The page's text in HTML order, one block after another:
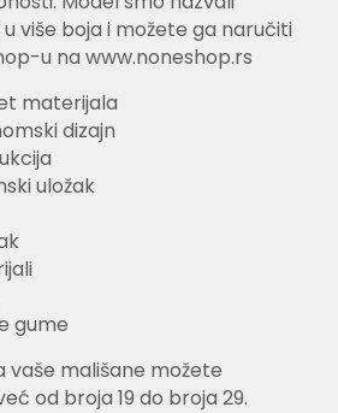
u više boja i možete ga naručiti
u na www.noneshop.rs
materijala
dizajn
uložak
gume
vaše mališane možete
od broja 19 do broja 29.